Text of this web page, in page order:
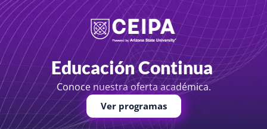
Educación Continua
Conoce nuestra oferta académica.
Ver programas